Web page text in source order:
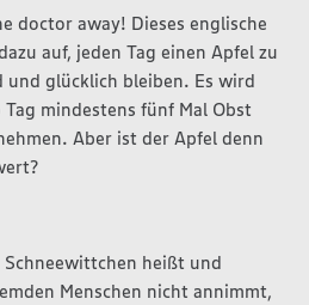
doctor away! Dieses englische
auf, jeden Tag einen Apfel zu
und glücklich bleiben. Es wird
mindestens fünf Mal Obst
Aber ist der Apfel denn
heißt und
Menschen nicht annimmt,